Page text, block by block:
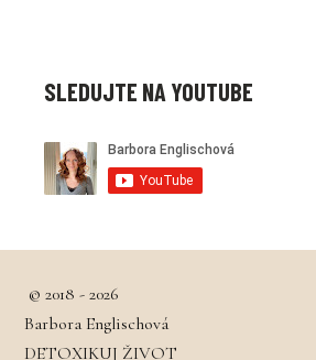
SLEDUJTE NA YOUTUBE
© 2018 - 2026
Barbora Englischová
DETOXIKUJ ŽIVOT